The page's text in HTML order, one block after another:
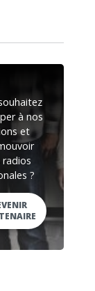
à nos
et
radios
?